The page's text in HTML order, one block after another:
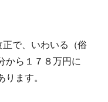
で、いわいる（俗
から１７８万円に
ます。